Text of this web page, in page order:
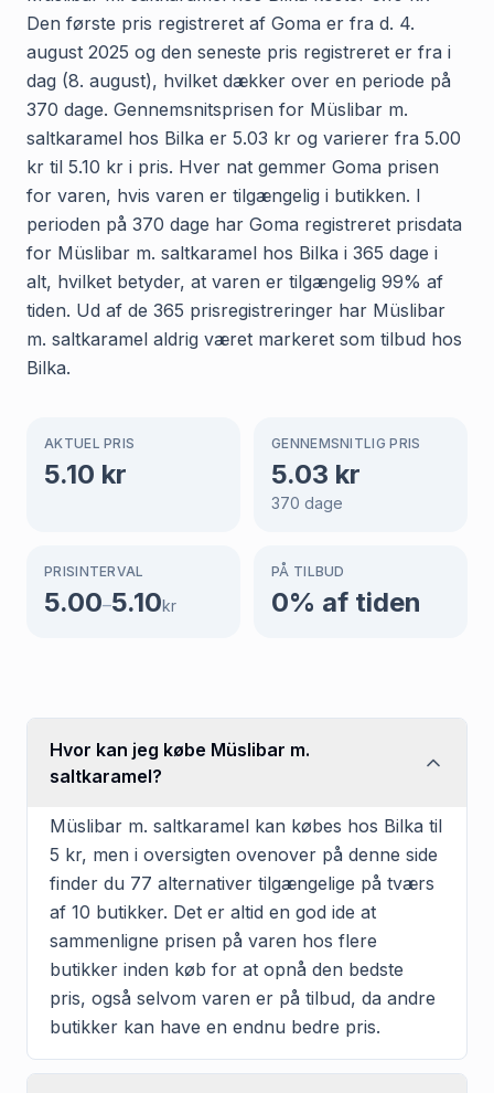
Den første pris registreret af Goma er fra d. 4.
august 2025 og den seneste pris registreret er fra i
dag (8. august), hvilket dækker over en periode på
370 dage. Gennemsnitsprisen for Müslibar m.
saltkaramel hos Bilka er 5.03 kr og varierer fra 5.00
kr til 5.10 kr i pris. Hver nat gemmer Goma prisen
for varen, hvis varen er tilgængelig i butikken. I
perioden på 370 dage har Goma registreret prisdata
for Müslibar m. saltkaramel hos Bilka i 365 dage i
alt, hvilket betyder, at varen er tilgængelig 99% af
tiden. Ud af de 365 prisregistreringer har Müslibar
m. saltkaramel aldrig været markeret som tilbud hos
Bilka.
AKTUEL PRIS
5.10 kr
GENNEMSNITLIG PRIS
5.03 kr
370 dage
PRISINTERVAL
5.00–5.10kr
PÅ TILBUD
0% af tiden
Hvor kan jeg købe Müslibar m.
saltkaramel?
Müslibar m. saltkaramel kan købes hos Bilka til
5 kr, men i oversigten ovenover på denne side
finder du 77 alternativer tilgængelige på tværs
af 10 butikker. Det er altid en god ide at
sammenligne prisen på varen hos flere
butikker inden køb for at opnå den bedste
pris, også selvom varen er på tilbud, da andre
butikker kan have en endnu bedre pris.